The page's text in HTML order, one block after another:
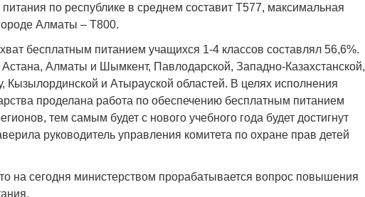
по республике в среднем составит Т577, максимальная
Алматы – Т800.
бесплатным питанием учащихся 1-4 классов составлял 56,6%.
Алматы и Шымкент, Павлодарской, Западно-Казахстанской,
Кызылординской и Атырауской областей. В целях исполнения
проделана работа по обеспечению бесплатным питанием
тем самым будет с нового учебного года будет достигнут
руководитель управления комитета по охране прав детей
на сегодня министерством прорабатывается вопрос повышения
Война Миров